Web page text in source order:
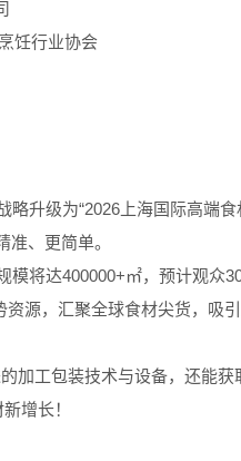
饪行业协会
升级为“2026上海国际高端
、更简单。
将达400000+㎡，预计观众
源，汇聚全球食材尖货，吸
加工包装技术与设备，还能
增长！